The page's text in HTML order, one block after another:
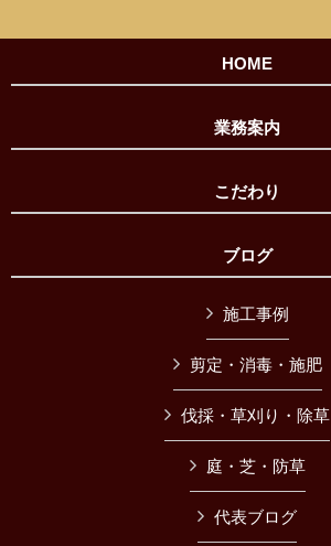
HOME
業務案内
こだわり
ブログ
施工事例
剪定・消毒・施肥
伐採・草刈り・除草
庭・芝・防草
代表ブログ